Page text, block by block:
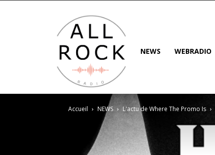
NEWS WEBRADIO
Accueil NEWS L'actu de Where The Promo Is